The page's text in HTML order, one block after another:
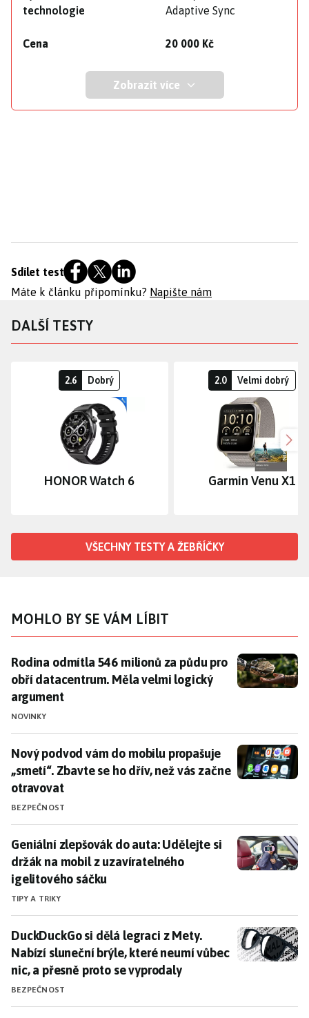
technologie Adaptive Sync
Cena 20 000 Kč
Zobrazit více
Sdílet test
Máte k článku připomínku? Napište nám
DALŠÍ TESTY
2.6 Dobrý
HONOR Watch 6
2.0 Velmi dobrý
Garmin Venu X1
VŠECHNY TESTY A ŽEBŘÍČKY
MOHLO BY SE VÁM LÍBIT
Rodina odmítla 546 milionů za půdu pro obří
Rodina odmítla 546 milionů za půdu pro
obří datacentrum. Měla velmi logický
argument
NOVINKY
Nový podvod vám do mobilu propašuje „smetí“.
Nový podvod vám do mobilu propašuje
„smetí“. Zbavte se ho dřív, než vás začne
otravovat
BEZPEČNOST
Geniální zlepšovák do auta: Udělejte si držák na
Geniální zlepšovák do auta: Udělejte si
držák na mobil z uzavíratelného
igelitového sáčku
TIPY A TRIKY
DuckDuckGo si dělá legraci z Mety. Nabízí sluneční
DuckDuckGo si dělá legraci z Mety.
Nabízí sluneční brýle, které neumí vůbec
nic, a přesně proto se vyprodaly
BEZPEČNOST